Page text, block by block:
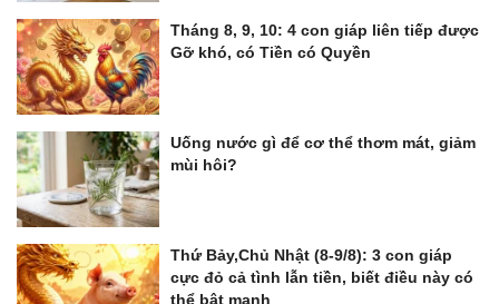
Tháng 8, 9, 10: 4 con giáp liên tiếp được
Gỡ khó, có Tiền có Quyền
Uống nước gì để cơ thể thơm mát, giảm
mùi hôi?
Thứ Bảy,Chủ Nhật (8-9/8): 3 con giáp
cực đỏ cả tình lẫn tiền, biết điều này có
thể bật mạnh